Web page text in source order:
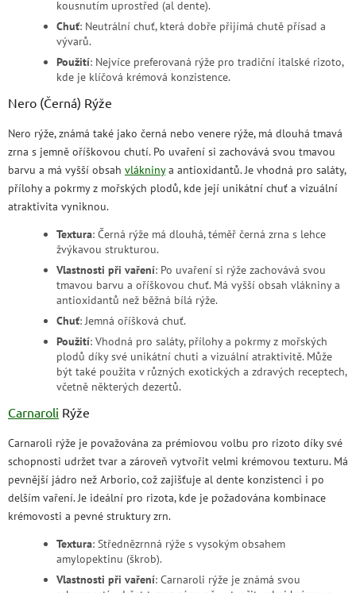
kousnutím uprostřed (al dente).
Chuť: Neutrální chuť, která dobře přijímá chutě přísad a
vývarů.
Použití: Nejvíce preferovaná rýže pro tradiční italské rizoto,
kde je klíčová krémová konzistence.
Nero (Černá) Rýže
Nero rýže, známá také jako černá nebo venere rýže, má dlouhá tmavá
zrna s jemně oříškovou chutí. Po uvaření si zachovává svou tmavou
barvu a má vyšší obsah vlákninya antioxidantů. Je vhodná pro saláty,
přílohy a pokrmy z mořských plodů, kde její unikátní chuť a vizuální
atraktivita vyniknou.
Textura: Černá rýže má dlouhá, téměř černá zrna s lehce
žvýkavou strukturou.
Vlastnosti při vaření: Po uvaření si rýže zachovává svou
tmavou barvu a oříškovou chuť. Má vyšší obsah vlákniny a
antioxidantů než běžná bílá rýže.
Chuť: Jemná oříšková chuť.
Použití: Vhodná pro saláty, přílohy a pokrmy z mořských
plodů díky své unikátní chuti a vizuální atraktivitě. Může
být také použita v různých exotických a zdravých receptech,
včetně některých dezertů.
Carnaroli Rýže
Carnaroli rýže je považována za prémiovou volbu pro rizoto díky své
schopnosti udržet tvar a zároveň vytvořit velmi krémovou texturu. Má
pevnější jádro než Arborio, což zajišťuje al dente konzistenci i po
delším vaření. Je ideální pro rizota, kde je požadována kombinace
krémovosti a pevné struktury zrn.
Textura: Střednězrnná rýže s vysokým obsahem
amylopektinu (škrob).
Vlastnosti při vaření: Carnaroli rýže je známá svou